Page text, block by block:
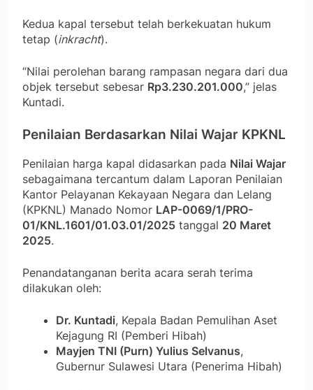
Kedua kapal tersebut telah berkekuatan hukum
tetap (inkracht).
“Nilai perolehan barang rampasan negara dari dua
objek tersebut sebesar Rp3.230.201.000,” jelas
Kuntadi.
Penilaian Berdasarkan Nilai Wajar KPKNL
Penilaian harga kapal didasarkan pada Nilai Wajar
sebagaimana tercantum dalam Laporan Penilaian
Kantor Pelayanan Kekayaan Negara dan Lelang
(KPKNL) Manado Nomor LAP-0069/1/PRO-
01/KNL.1601/01.03.01/2025 tanggal 20 Maret
2025.
Penandatanganan berita acara serah terima
dilakukan oleh:
Dr. Kuntadi, Kepala Badan Pemulihan Aset
Kejagung RI (Pemberi Hibah)
Mayjen TNI (Purn) Yulius Selvanus,
Gubernur Sulawesi Utara (Penerima Hibah)